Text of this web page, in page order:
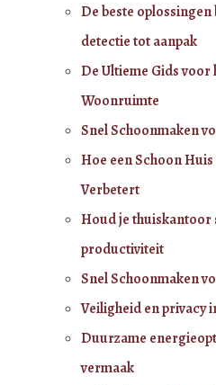
De beste
detectie tot aanpak
De Ultieme Gids voor
Woonruimte
Snel Schoonmaken
Hoe een Schoon
Verbetert
Houd je
productiviteit
Snel Schoonmaken
Veiligheid en privacy
Duurzame
vermaak